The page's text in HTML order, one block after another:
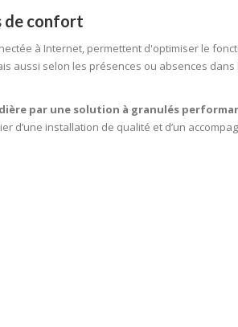
de confort
à Internet, permettent d'optimiser le
aussi selon les présences ou absences
par une solution à granulés
d’une installation de qualité et d’un